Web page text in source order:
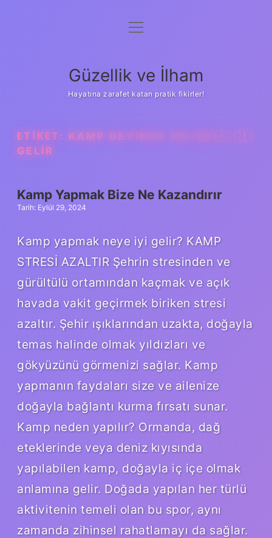
Anasayfa
Yasal Uyarı
menüyü
Güzellik ve İlham
Hayatına zarafet katan pratik fikirler!
ETIKET: KAMP DEYINCE AKLIMIZA NE
GELIR
Kamp Yapmak Bize Ne Kazandırır
Tarih: Eylül 29, 2024
Kamp yapmak neye iyi gelir? KAMP
STRESİ AZALTIR Şehrin stresinden ve
gürültülü ortamından kaçmak ve açık
havada vakit geçirmek biriken stresi
azaltır. Şehir ışıklarından uzakta, doğayla
temas halinde olmak yıldızları ve
gökyüzünü görmenizi sağlar. Kamp
yapmanın faydaları size ve ailenize
doğayla bağlantı kurma fırsatı sunar.
Kamp neden yapılır? Ormanda, dağ
eteklerinde veya deniz kıyısında
yapılabilen kamp, ​​doğayla iç içe olmak
anlamına gelir. Doğada yapılan her türlü
aktivitenin temeli olan bu spor, aynı
zamanda zihinsel rahatlamayı da sağlar.